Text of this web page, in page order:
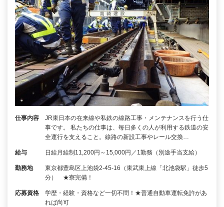
仕事内容
JR東日本の在来線や私鉄の線路工事・メンテナンスを行う仕
事です。 私たちの仕事は、毎日多くの人が利用する鉄道の安
全運行を支えること。線路の新設工事やレール交換…
給与 日給月給制11,200円～15,000円／1勤務（別途手当支給）
勤務地
東京都豊島区上池袋2-45-16（東武東上線「北池袋駅」徒歩5
分） ★寮完備！
応募資格
学歴・経験・資格など一切不問！★普通自動車運転免許があ
れば尚可